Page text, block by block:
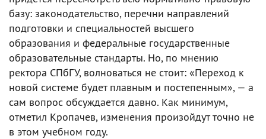
базу: законодательство, перечни направлений
подготовки и специальностей высшего
образования и федеральные государственные
образовательные стандарты. Но, по мнению
ректора СПбГУ, волноваться не стоит: «Переход к
новой системе будет плавным и постепенным», — а
сам вопрос обсуждается давно. Как минимум,
отметил Кропачев, изменения произойдут точно не
в этом учебном году.